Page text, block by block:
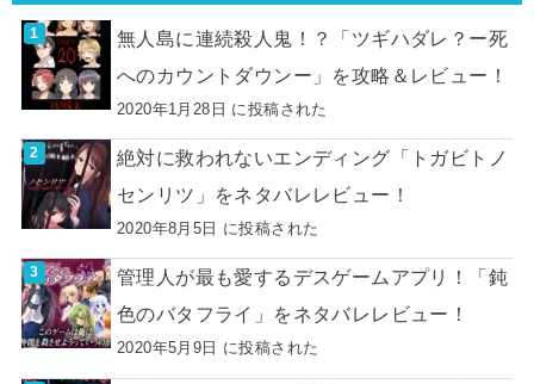
無人島に連続殺人鬼！？「ツギハダレ？ー死
へのカウントダウンー」を攻略＆レビュー！
2020年1月28日 に投稿された
絶対に救われないエンディング「トガビトノ
センリツ」をネタバレレビュー！
2020年8月5日 に投稿された
管理人が最も愛するデスゲームアプリ！「鈍
色のバタフライ」をネタバレレビュー！
2020年5月9日 に投稿された